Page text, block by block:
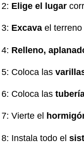
Elige el lugar
Excava el
Relleno,
Coloca las
Coloca las
Vierte el
Instala todo el